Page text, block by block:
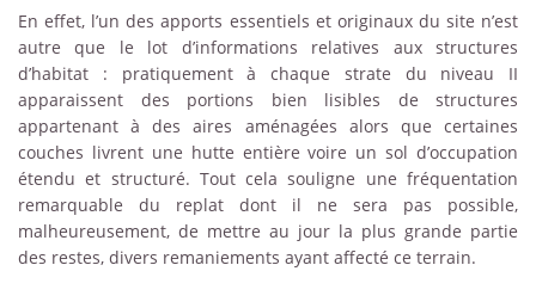
En effet, l’un des apports essentiels et originaux du site n’est
autre que le lot d’informations relatives aux structures
d’habitat : pratiquement à chaque strate du niveau II
apparaissent des portions bien lisibles de structures
appartenant à des aires aménagées alors que certaines
couches livrent une hutte entière voire un sol d’occupation
étendu et structuré. Tout cela souligne une fréquentation
remarquable du replat dont il ne sera pas possible,
malheureusement, de mettre au jour la plus grande partie
des restes, divers remaniements ayant affecté ce terrain.